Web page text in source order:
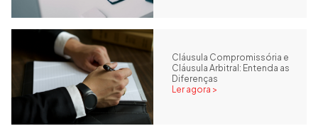
Cláusula Compromissória e
Cláusula Arbitral: Entenda as
Diferenças
Ler agora >